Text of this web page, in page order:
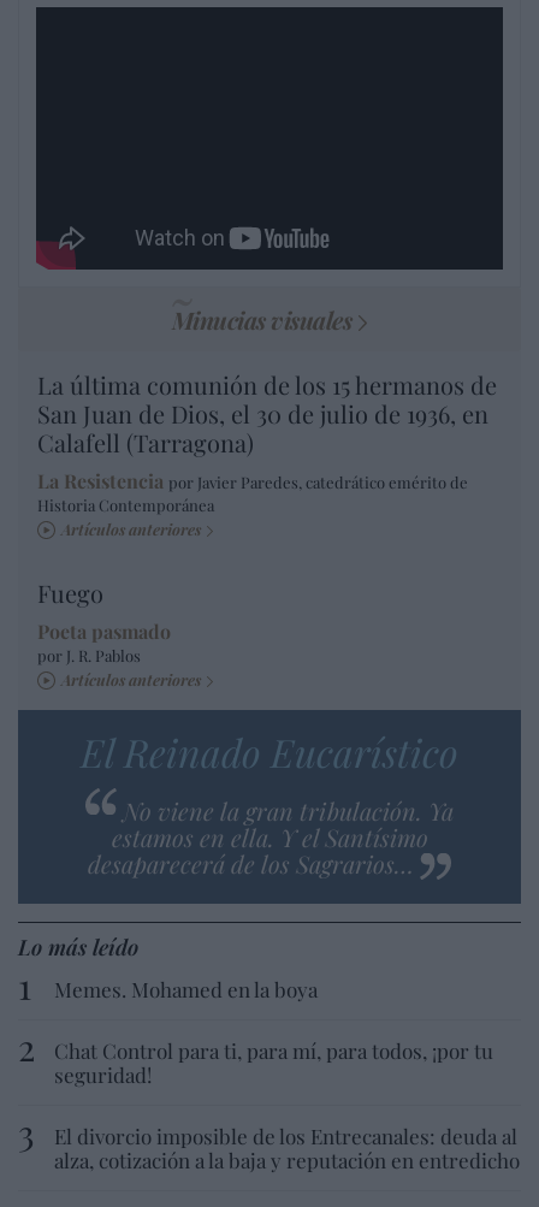
Minucias visuales
La última comunión de los 15 hermanos de
San Juan de Dios, el 30 de julio de 1936, en
Calafell (Tarragona)
La Resistencia por Javier Paredes, catedrático emérito de
Historia Contemporánea
Artículos anteriores
Fuego
Poeta pasmado
por J. R. Pablos
Artículos anteriores
El Reinado Eucarístico
No viene la gran tribulación. Ya
estamos en ella. Y el Santísimo
desaparecerá de los Sagrarios…
Lo más leído
Memes. Mohamed en la boya
Chat Control para ti, para mí, para todos, ¡por tu
seguridad!
El divorcio imposible de los Entrecanales: deuda al
alza, cotización a la baja y reputación en entredicho